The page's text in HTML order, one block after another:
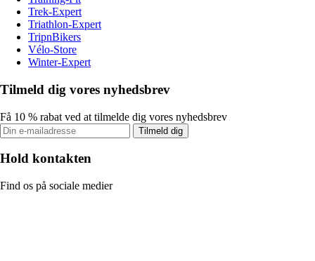
Trek-Expert
Triathlon-Expert
TripnBikers
Vélo-Store
Winter-Expert
Tilmeld dig vores nyhedsbrev
Få 10 % rabat ved at tilmelde dig vores nyhedsbrev
Tilmeld dig
Hold kontakten
Find os på sociale medier